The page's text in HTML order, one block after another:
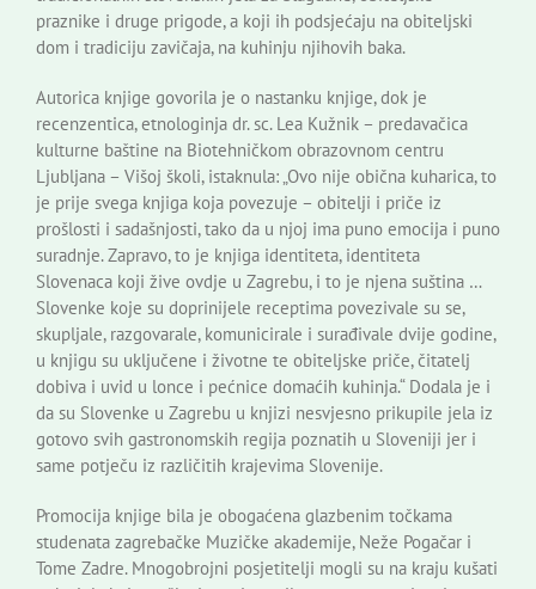
praznike i druge prigode, a koji ih podsjećaju na obiteljski
dom i tradiciju zavičaja, na kuhinju njihovih baka.
Autorica knjige govorila je o nastanku knjige, dok je
recenzentica, etnologinja dr. sc. Lea Kužnik – predavačica
kulturne baštine na Biotehničkom obrazovnom centru
Ljubljana – Višoj školi, istaknula: „Ovo nije obična kuharica, to
je prije svega knjiga koja povezuje – obitelji i priče iz
prošlosti i sadašnjosti, tako da u njoj ima puno emocija i puno
suradnje. Zapravo, to je knjiga identiteta, identiteta
Slovenaca koji žive ovdje u Zagrebu, i to je njena suština …
Slovenke koje su doprinijele receptima povezivale su se,
skupljale, razgovarale, komunicirale i surađivale dvije godine,
u knjigu su uključene i životne te obiteljske priče, čitatelj
dobiva i uvid u lonce i pećnice domaćih kuhinja.“ Dodala je i
da su Slovenke u Zagrebu u knjizi nesvjesno prikupile jela iz
gotovo svih gastronomskih regija poznatih u Sloveniji jer i
same potječu iz različitih krajevima Slovenije.
Promocija knjige bila je obogaćena glazbenim točkama
studenata zagrebačke Muzičke akademije, Neže Pogačar i
Tome Zadre. Mnogobrojni posjetitelji mogli su na kraju kušati